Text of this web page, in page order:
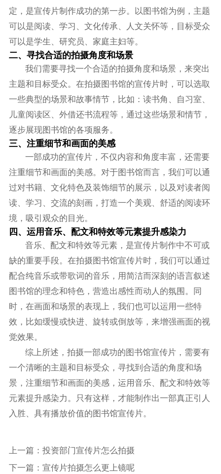
定，是宣传片制作成功的第一步。以图书馆为例，主题
可以是阅读、学习、文化传承、人文关怀等，目标受众
可以是学生、研究员、家庭主妇等。
二、寻找合适的拍摄角度和场景
我们需要寻找一个合适的拍摄角度和场景，来突出
主题和目标受众。在拍摄图书馆的宣传片时，可以选取
一些典型的场景和故事情节，比如：读书角、自习室、
儿童阅读区、外借还书流程等，通过这些场景和情节，
逐步展现图书馆的各项服务。
三、注重细节和画面的美感
一部成功的宣传片，不仅内容和角度丰富，还需要
注重细节和画面的美感。对于图书馆而言，我们可以通
过对书籍、文化特色及装饰细节的展示，以及对读者阅
读、学习、交流的刻画，打造一个美观、舒适的阅读环
境，吸引观众的目光。
四、运用音乐、配文和特效等元素提升感染力
音乐、配文和特效等元素，是宣传片制作中不可或
缺的重要手段。在拍摄图书馆宣传片时，我们可以通过
配合纯音乐或带歌词的音乐，用简洁而深刻的语言叙述
图书馆的理念和特色，营造出感性而动人的氛围。同
时，在画面和场景的表现上，我们也可以运用一些特
效，比如缓慢或快进、旋转或倒放等，来增强画面的视
觉效果。
综上所述，拍摄一部成功的图书馆宣传片，需要有
一个清晰的主题和目标受众，寻找到合适的角度和场
景，注重细节和画面的美感，运用音乐、配文和特效等
元素提升感染力。只有这样，才能制作出一部真正引人
入胜、具有播放价值的图书馆宣传片。
上一篇： 投资部门宣传片怎么拍摄
下一篇： 宣传片拍摄怎么更上镜呢